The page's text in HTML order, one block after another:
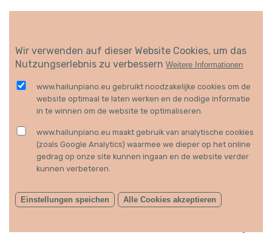
Nachrichten zu empfangen
Ich bin damit einverstanden, dass meine
Daten wie in derDatenschutzrichtlinie
FOLGEN SIE UNS
Copyright 2020
Wir verwenden auf dieser Website Cookies, um das
Nutzungserlebnis zu verbessern Weitere Informationen
www.hailunpiano.eu gebruikt noodzakelijke cookies om de
website optimaal te laten werken en de nodige informatie
in te winnen om de website te optimaliseren.
www.hailunpiano.eu maakt gebruik van analytische cookies
(zoals Google Analytics) waarmee we dieper op het online
gedrag op onze site kunnen ingaan en de website verder
kunnen verbeteren.
Einstellungen speichen Alle Cookies akzeptieren